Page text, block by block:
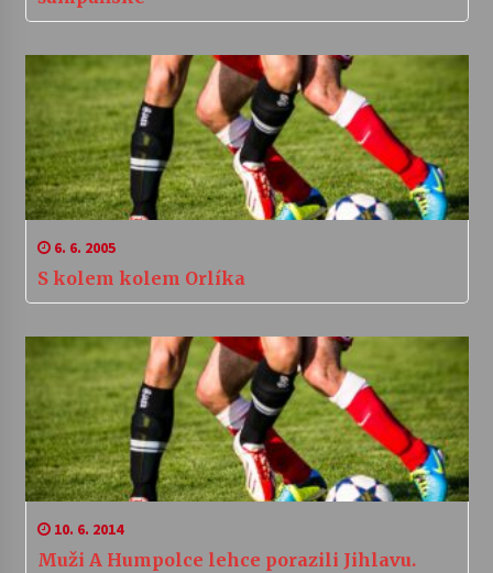
6. 6. 2005
S kolem kolem Orlíka
10. 6. 2014
Muži A Humpolce lehce porazili Jihlavu.